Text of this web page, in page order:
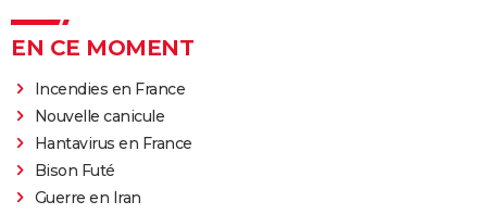
EN CE MOMENT
Incendies en France
Nouvelle canicule
Hantavirus en France
Bison Futé
Guerre en Iran